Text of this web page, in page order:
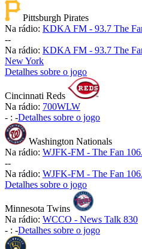
Pittsburgh Pirates
Na rádio: KDKA FM - 93.7 The
--
Na rádio: KDKA FM - 93.7 The
New York
Detalhes sobre o jogo
Cincinnati Reds
Na rádio: 700WLW
- : -Detalhes sobre o jogo
Washington Nationals
Na rádio: WJFK-FM - The Fan
--
Na rádio: WJFK-FM - The Fan
Detalhes sobre o jogo
Minnesota Twins
Na rádio: WCCO - News Talk 830
- : -Detalhes sobre o jogo